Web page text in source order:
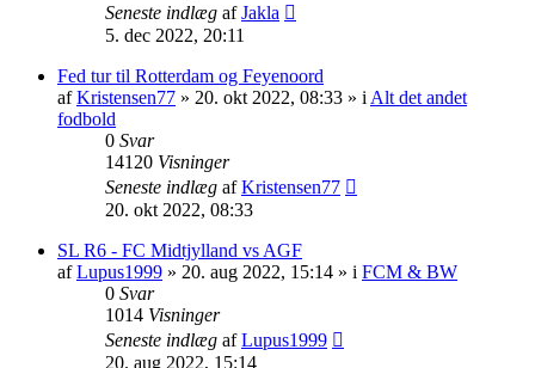
Seneste indlæg afJakla
5. dec 2022, 20:11
Fed tur til Rotterdam og Feyenoord
afKristensen77 » 20. okt 2022, 08:33 » i Alt det andet
fodbold
0 Svar
14120 Visninger
Seneste indlæg afKristensen77
20. okt 2022, 08:33
SL R6 - FC Midtjylland vs AGF
afLupus1999 » 20. aug 2022, 15:14 » i FCM & BW
0 Svar
1014 Visninger
Seneste indlæg afLupus1999
20. aug 2022, 15:14